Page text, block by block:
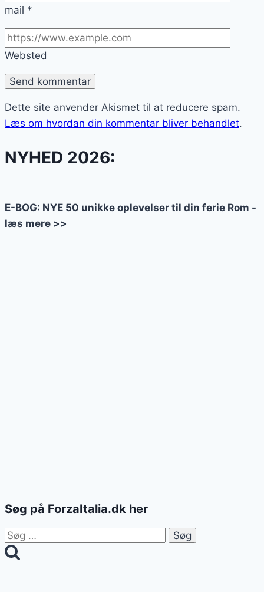
mail *
Websted
Dette site anvender Akismet til at reducere spam.
Læs om hvordan din kommentar bliver behandlet.
NYHED 2026:
E-BOG: NYE 50 unikke oplevelser til din ferie Rom -
læs mere >>
Søg på ForzaItalia.dk her
Søg
efter: